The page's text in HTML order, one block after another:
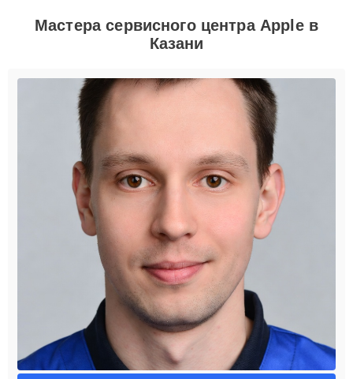
Мастера сервисного центра Apple в
Казани